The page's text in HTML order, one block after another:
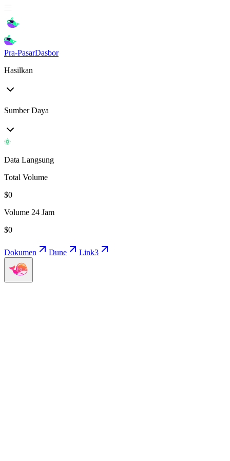
Pra-PasarDasbor
Hasilkan
Sumber Daya
Data Langsung
Total Volume
$0
Volume 24 Jam
$0
Dokumen Dune Link3